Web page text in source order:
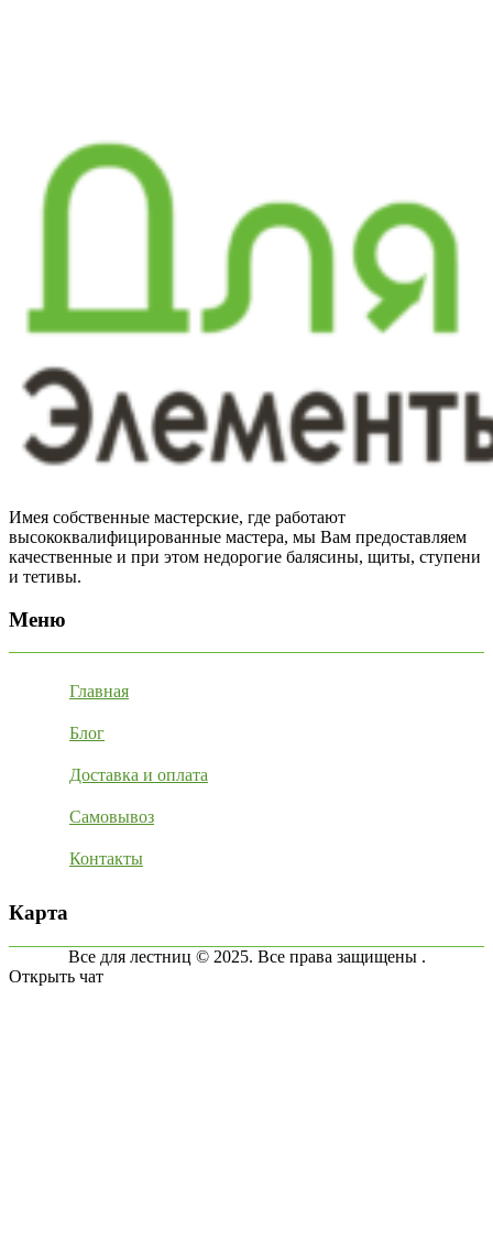
Имея собственные мастерские, где работают
высококвалифицированные мастера, мы Вам предоставляем
качественные и при этом недорогие балясины, щиты, ступени
и тетивы.
Меню
Главная
Блог
Доставка и оплата
Самовывоз
Контакты
Карта
Все для лестниц © 2025. Все права защищены .
Открыть чат